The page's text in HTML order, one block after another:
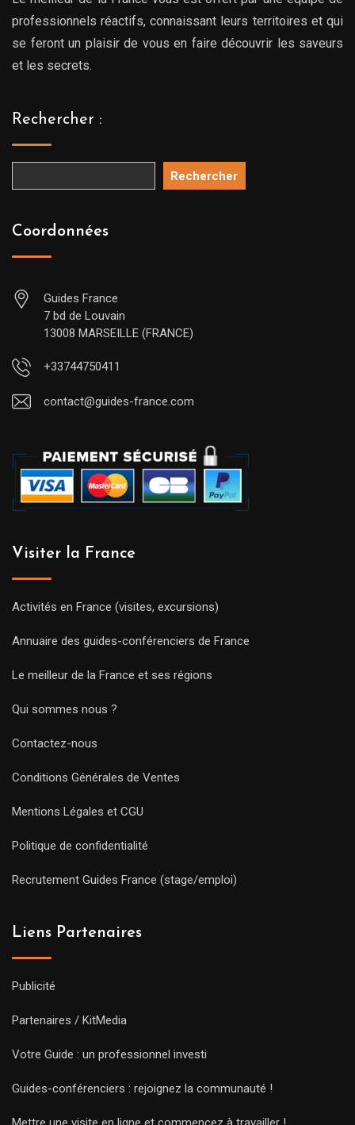
professionnels réactifs, connaissant leurs territoires et qui
se feront un plaisir de vous en faire découvrir les saveurs
et les secrets.
Rechercher :
Rechercher
Coordonnées
Guides France
7 bd de Louvain
13008 MARSEILLE (FRANCE)
+33744750411
contact@guides-france.com
Visiter la France
Activités en France (visites, excursions)
Annuaire des guides-conférenciers de France
Le meilleur de la France et ses régions
Qui sommes nous ?
Contactez-nous
Conditions Générales de Ventes
Mentions Légales et CGU
Politique de confidentialité
Recrutement Guides France (stage/emploi)
Liens Partenaires
Publicité
Partenaires / KitMedia
Votre Guide : un professionnel investi
Guides-conférenciers : rejoignez la communauté !